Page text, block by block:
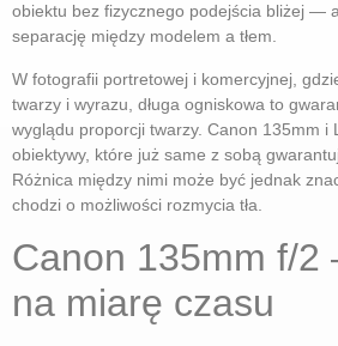
obiektu bez fizycznego podejścia bliżej —
separację między modelem a tłem.
W fotografii portretowej i komercyjnej,
twarzy i wyrazu, długa ogniskowa to
wyglądu proporcji twarzy. Canon 135mm i
obiektywy, które już same z sobą
Różnica między nimi może być jednak
chodzi o możliwości rozmycia tła.
Canon 135mm f/
na miarę czasu